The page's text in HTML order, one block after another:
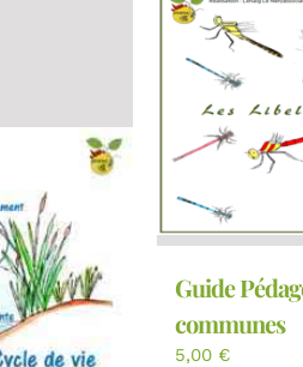
Guide
communes
5,00 €